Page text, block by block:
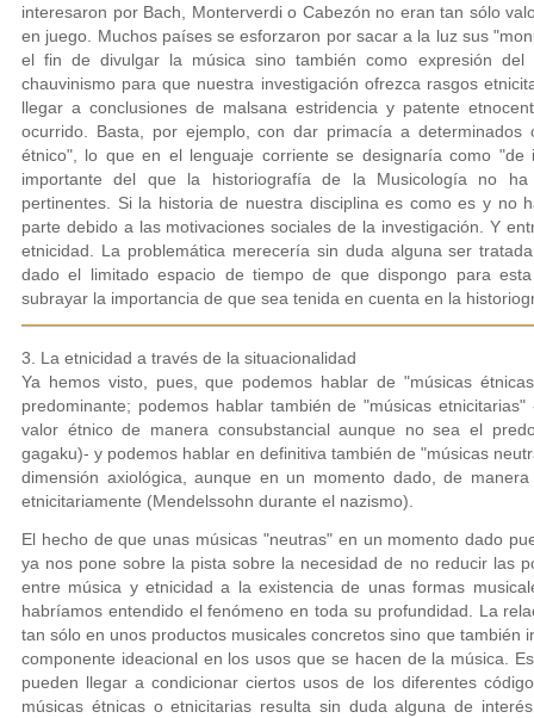
interesaron por Bach, Monterverdi o Cabezón no eran tan sólo
en juego. Muchos países se esforzaron por sacar a la luz sus
el fin de divulgar la música sino también como expresión
chauvinismo para que nuestra investigación ofrezca rasgos
llegar a conclusiones de malsana estridencia y patente
ocurrido. Basta, por ejemplo, con dar primacía a
étnico", lo que en el lenguaje corriente se designaría como
importante del que la historiografía de la Musicología no ha
pertinentes. Si la historia de nuestra disciplina es como es y no
parte debido a las motivaciones sociales de la investigación. Y
etnicidad. La problemática merecería sin duda alguna ser
dado el limitado espacio de tiempo de que dispongo para
subrayar la importancia de que sea tenida en cuenta en la
3. La etnicidad a través de la situacionalidad
Ya hemos visto, pues, que podemos hablar de "músicas
predominante; podemos hablar también de "músicas
valor étnico de manera consubstancial aunque no sea el
gagaku)- y podemos hablar en definitiva también de "músicas
dimensión axiológica, aunque en un momento dado, de
etnicitariamente (Mendelssohn durante el nazismo).
El hecho de que unas músicas "neutras" en un momento dado
ya nos pone sobre la pista sobre la necesidad de no reducir las
entre música y etnicidad a la existencia de unas formas
habríamos entendido el fenómeno en toda su profundidad. La
tan sólo en unos productos musicales concretos sino que también
componente ideacional en los usos que se hacen de la música.
pueden llegar a condicionar ciertos usos de los diferentes
músicas étnicas o etnicitarias resulta sin duda alguna de